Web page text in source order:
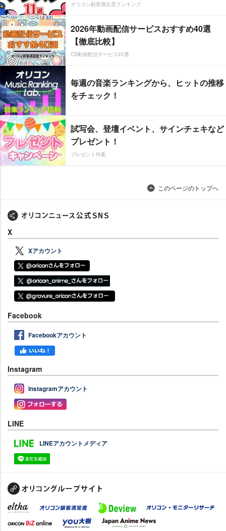
オリコン顧客満足度ランキング
2026年動画配信サービスおすすめ40選
【徹底比較】
CS動画配信サービス20選
毎週の音楽ランキングから、ヒットの推移
をチェック！
試写会、登壇イベント、サインチェキなど
プレゼント！
プレゼント特集
このページのトップへ
X
Xアカウント
Facebook
Facebookアカウント
Instagram
Instagramアカウント
LINE
LINEアカウントメディア